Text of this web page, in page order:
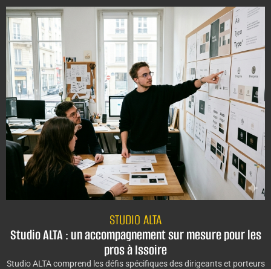
STUDIO ALTA
Studio ALTA : un accompagnement sur mesure pour les
pros à Issoire
Studio ALTA comprend les défis spécifiques des dirigeants et porteurs